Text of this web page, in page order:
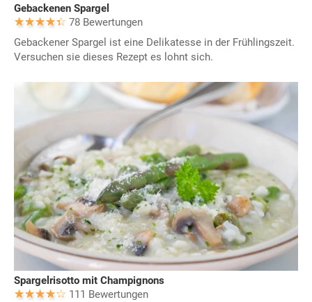
Gebackenen Spargel
78 Bewertungen
Gebackener Spargel ist eine Delikatesse in der Frühlingszeit.
Versuchen sie dieses Rezept es lohnt sich.
Spargelrisotto mit Champignons
111 Bewertungen